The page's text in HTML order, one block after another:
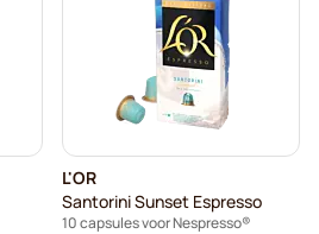
L'OR
Santorini Sunset Espresso
10 capsules voor Nespresso®